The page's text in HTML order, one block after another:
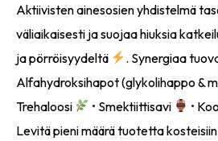
Aktiivisten ainesosien yhdistelmä
väliaikaisesti ja suojaa hiuksia
ja pörröisyydeltä
. Synergiaa
Alfahydroksihapot (glykolihappo &
Trehaloosi
• Smektiittisavi •
Levitä pieni määrä tuotetta